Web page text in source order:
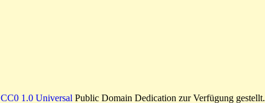
CC0 1.0 Universal Public Domain Dedication zur Verfügung gestellt.